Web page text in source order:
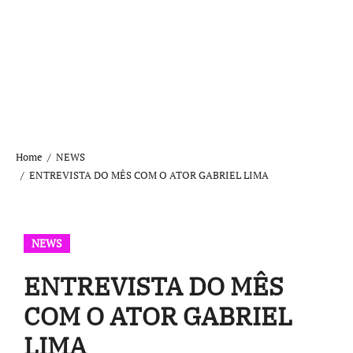
Home
NEWS
ENTREVISTA DO MÊS COM O ATOR GABRIEL LIMA
NEWS
ENTREVISTA DO MÊS
COM O ATOR GABRIEL
LIMA